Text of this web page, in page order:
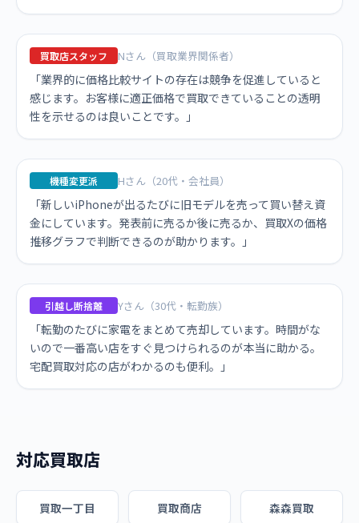
買取店スタッフ Nさん（買取業界関係者）
「業界的に価格比較サイトの存在は競争を促進していると
感じます。お客様に適正価格で買取できていることの透明
性を示せるのは良いことです。」
機種変更派 Hさん（20代・会社員）
「新しいiPhoneが出るたびに旧モデルを売って買い替え資
金にしています。発表前に売るか後に売るか、買取Xの価格
推移グラフで判断できるのが助かります。」
引越し断捨離 Yさん（30代・転勤族）
「転勤のたびに家電をまとめて売却しています。時間がな
いので一番高い店をすぐ見つけられるのが本当に助かる。
宅配買取対応の店がわかるのも便利。」
対応買取店
買取一丁目 買取商店 森森買取